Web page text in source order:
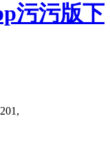
污污版下